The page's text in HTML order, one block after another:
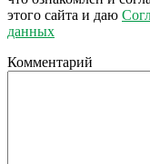
этого сайта и даю
данных
Комментарий